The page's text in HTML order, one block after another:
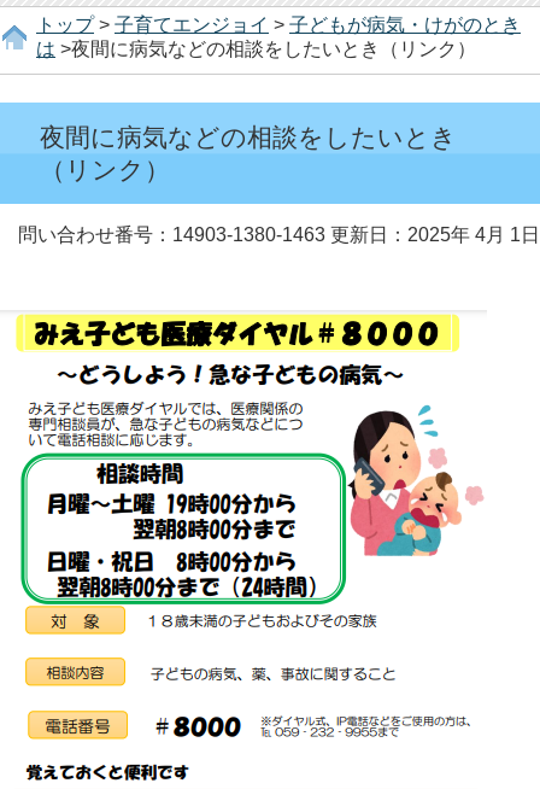
トップ> 子育てエンジョイ > 子どもが病気・けがのとき
は >夜間に病気などの相談をしたいとき（リンク）
夜間に病気などの相談をしたいとき
（リンク）
問い合わせ番号：14903-1380-1463 更新日：2025年 4月 1日